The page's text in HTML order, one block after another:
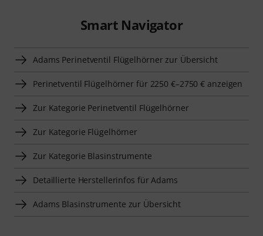
Smart Navigator
Adams Perinetventil Flügelhörner zur Übersicht
Perinetventil Flügelhörner für 2250 €–2750 € anzeigen
Zur Kategorie Perinetventil Flügelhörner
Zur Kategorie Flügelhörner
Zur Kategorie Blasinstrumente
Detaillierte Herstellerinfos für Adams
Adams Blasinstrumente zur Übersicht